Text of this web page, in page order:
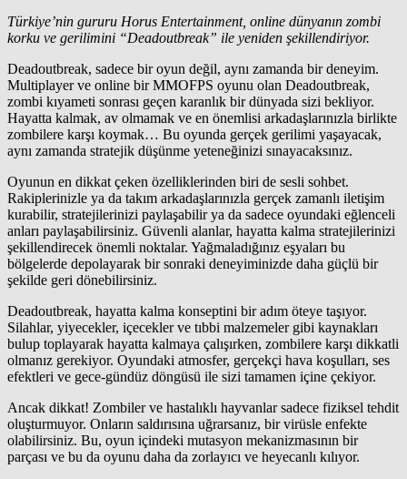
Türkiye’nin gururu Horus Entertainment, online dünyanın zombi
korku ve gerilimini “Deadoutbreak” ile yeniden şekillendiriyor.
Deadoutbreak, sadece bir oyun değil, aynı zamanda bir deneyim.
Multiplayer ve online bir MMOFPS oyunu olan Deadoutbreak,
zombi kıyameti sonrası geçen karanlık bir dünyada sizi bekliyor.
Hayatta kalmak, av olmamak ve en önemlisi arkadaşlarınızla birlikte
zombilere karşı koymak… Bu oyunda gerçek gerilimi yaşayacak,
aynı zamanda stratejik düşünme yeteneğinizi sınayacaksınız.
Oyunun en dikkat çeken özelliklerinden biri de sesli sohbet.
Rakiplerinizle ya da takım arkadaşlarınızla gerçek zamanlı iletişim
kurabilir, stratejilerinizi paylaşabilir ya da sadece oyundaki eğlenceli
anları paylaşabilirsiniz. Güvenli alanlar, hayatta kalma stratejilerinizi
şekillendirecek önemli noktalar. Yağmaladığınız eşyaları bu
bölgelerde depolayarak bir sonraki deneyiminizde daha güçlü bir
şekilde geri dönebilirsiniz.
Deadoutbreak, hayatta kalma konseptini bir adım öteye taşıyor.
Silahlar, yiyecekler, içecekler ve tıbbi malzemeler gibi kaynakları
bulup toplayarak hayatta kalmaya çalışırken, zombilere karşı dikkatli
olmanız gerekiyor. Oyundaki atmosfer, gerçekçi hava koşulları, ses
efektleri ve gece-gündüz döngüsü ile sizi tamamen içine çekiyor.
Ancak dikkat! Zombiler ve hastalıklı hayvanlar sadece fiziksel tehdit
oluşturmuyor. Onların saldırısına uğrarsanız, bir virüsle enfekte
olabilirsiniz. Bu, oyun içindeki mutasyon mekanizmasının bir
parçası ve bu da oyunu daha da zorlayıcı ve heyecanlı kılıyor.